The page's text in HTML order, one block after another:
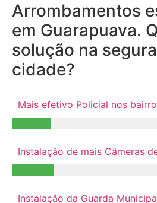
Arrombamentos
em Guarapuava.
solução na
cidade?
Mais efetivo Policial nos
Instalação de mais Câmeras
Instalação da Guarda